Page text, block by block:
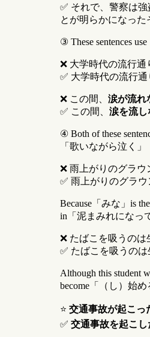
✅ それで、警察は
とが明らかになった
③ These sentences
❌ 大学時代の流行通
✅ 大学時代の流行通
❌ この間、 涙が流れ
✅ この間、 涙を流し
④ Both of these
「歌いながら泣く
❌ 雨上がりのグラウ
✅ 雨上がりのグラ
Because「みな」is
in「泥まみれになっ
❌ たばこを吸うの
✅ たばこを吸うの
Although this student
become「（し）始め
⭐ 交通事故が起こっ
✅ 交通事故を起こし